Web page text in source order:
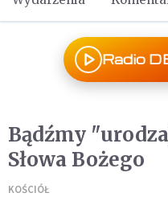
Radio
Bądźmy
Słowa Bożego
KOŚCIÓŁ